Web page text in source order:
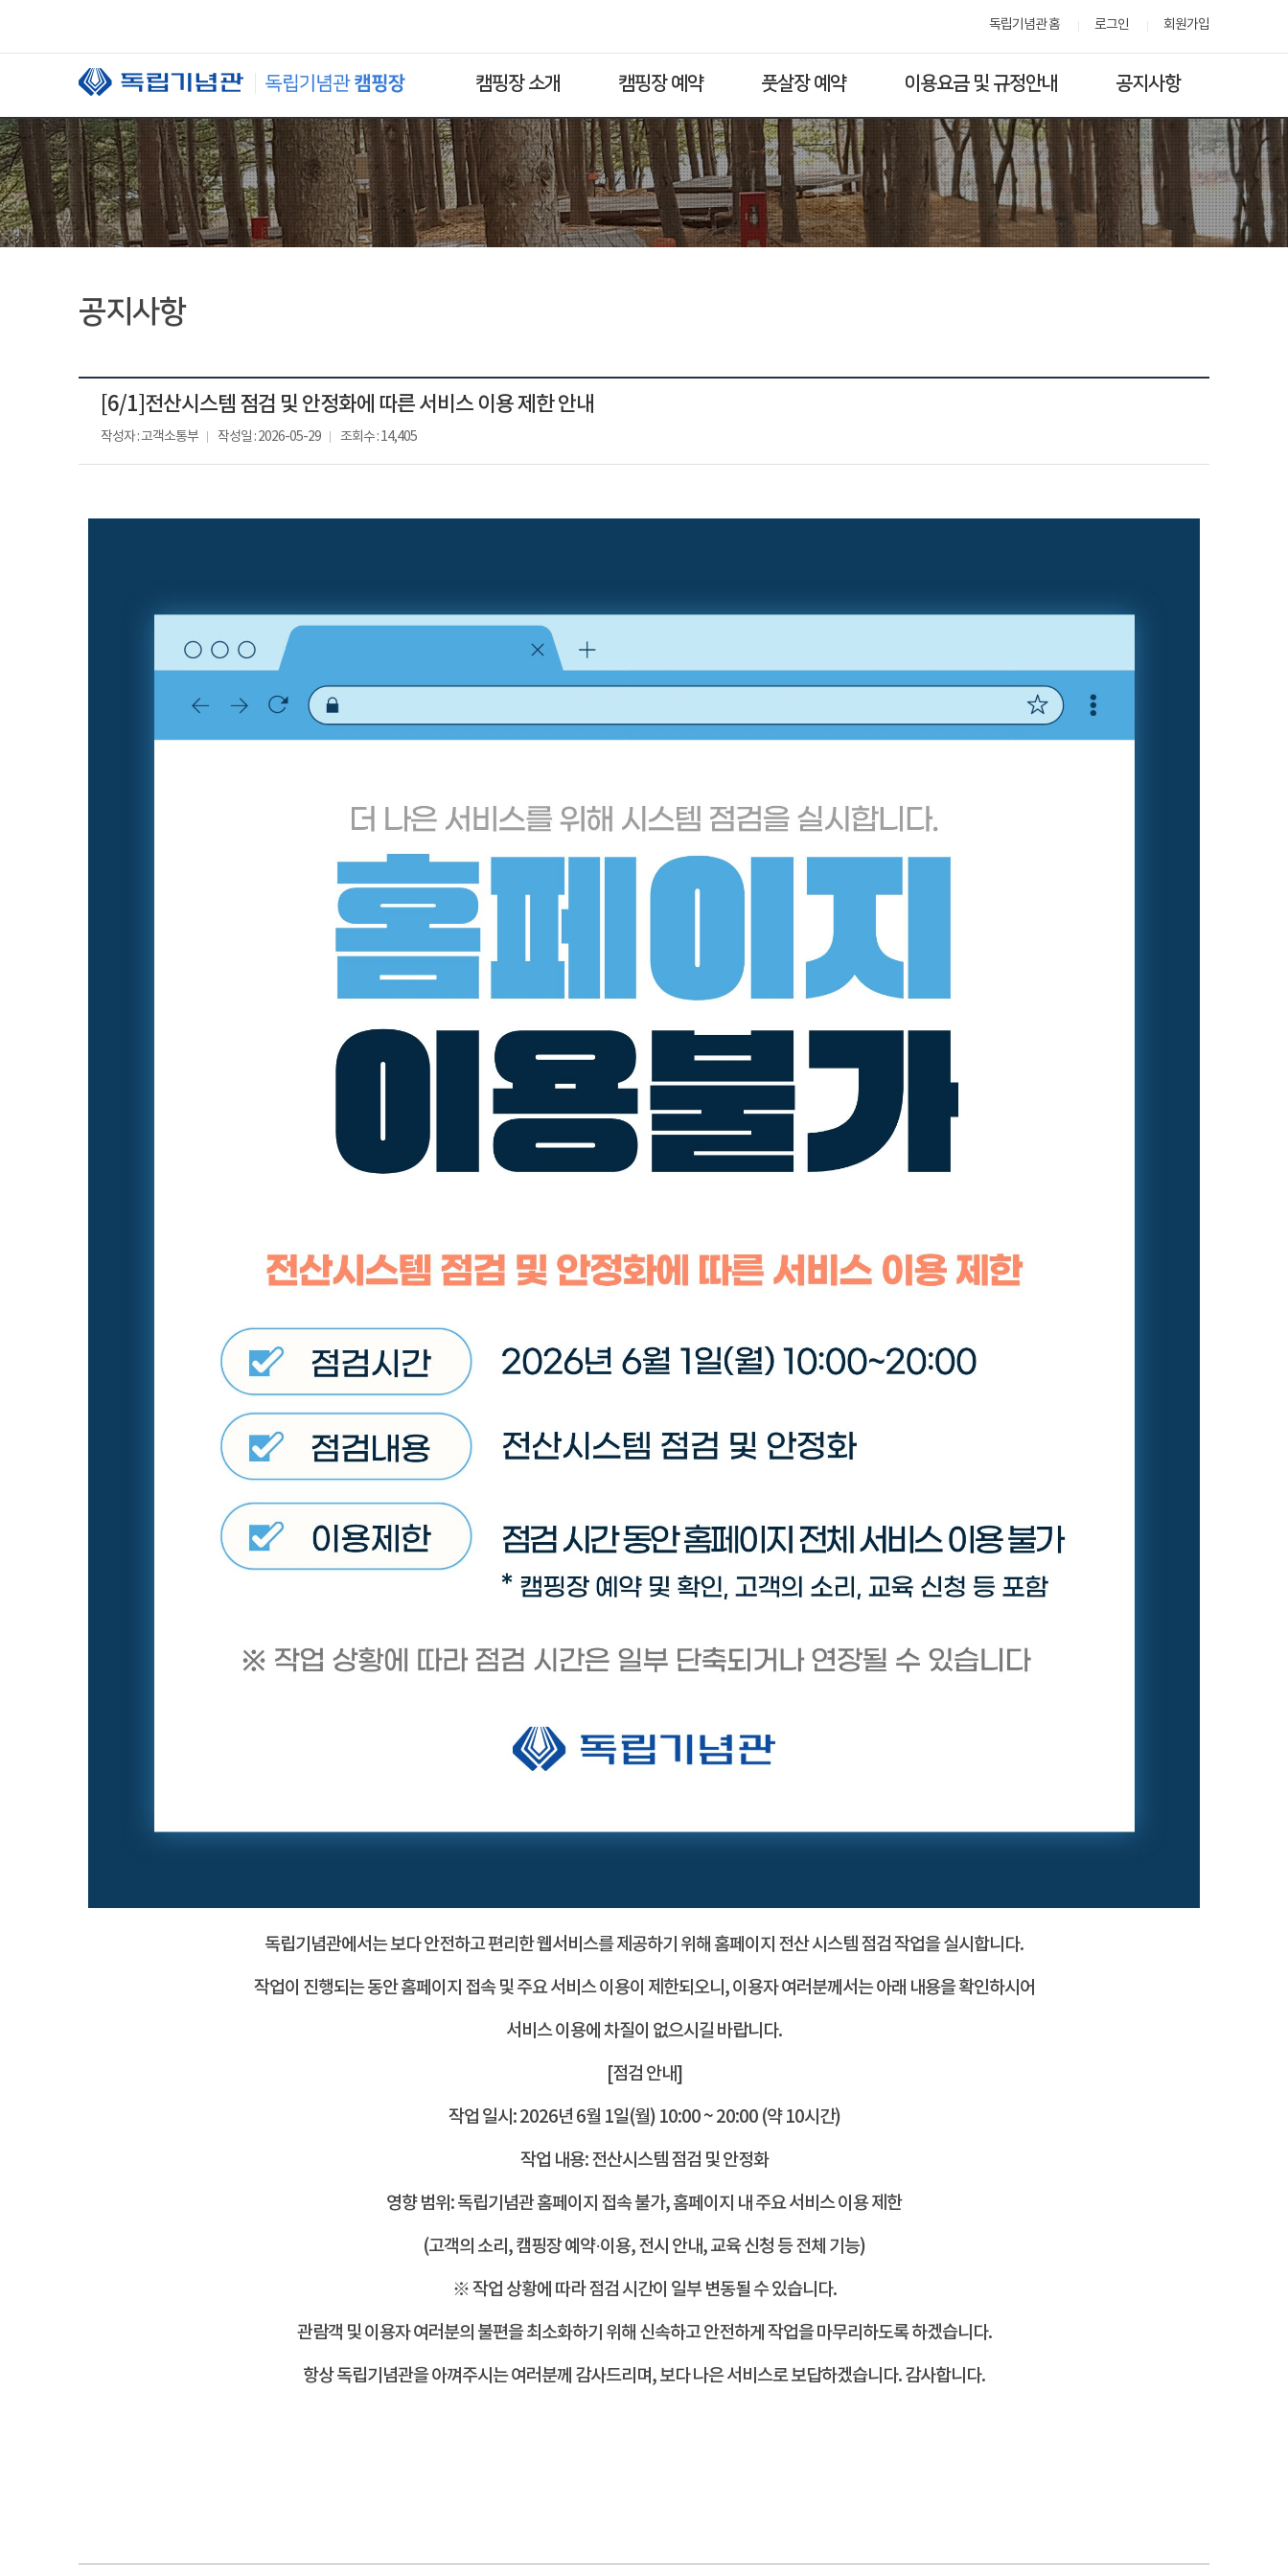
독립기념관 홈 로그인 회원가입
캠핑장 소개 캠핑장 예약 풋살장 예약 이용요금 및 규정안내 공지사항
공지사항
[6/1]전산시스템 점검 및 안정화에 따른 서비스 이용 제한 안내
작성자 : 고객소통부 작성일 : 2026-05-29 조회수 : 14,405
독립기념관에서는 보다 안전하고 편리한 웹서비스를 제공하기 위해 홈페이지 전산 시스템 점검 작업을 실시합니다.
작업이 진행되는 동안 홈페이지 접속 및 주요 서비스 이용이 제한되오니, 이용자 여러분께서는 아래 내용을 확인하시어
서비스 이용에 차질이 없으시길 바랍니다.
[점검 안내]
작업 일시: 2026년 6월 1일(월) 10:00 ~ 20:00 (약 10시간)
작업 내용: 전산시스템 점검 및 안정화
영향 범위: 독립기념관 홈페이지 접속 불가, 홈페이지 내 주요 서비스 이용 제한
(고객의 소리, 캠핑장 예약·이용, 전시 안내, 교육 신청 등 전체 기능)
※ 작업 상황에 따라 점검 시간이 일부 변동될 수 있습니다.
관람객 및 이용자 여러분의 불편을 최소화하기 위해 신속하고안전하게 작업을 마무리하도록 하겠습니다.
항상 독립기념관을 아껴주시는 여러분께 감사드리며, 보다 나은 서비스로 보답하겠습니다. 감사합니다.